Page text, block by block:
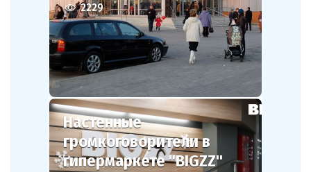
2229
Настенные
громкоговорители в
гипермаркете "BIGZZ"